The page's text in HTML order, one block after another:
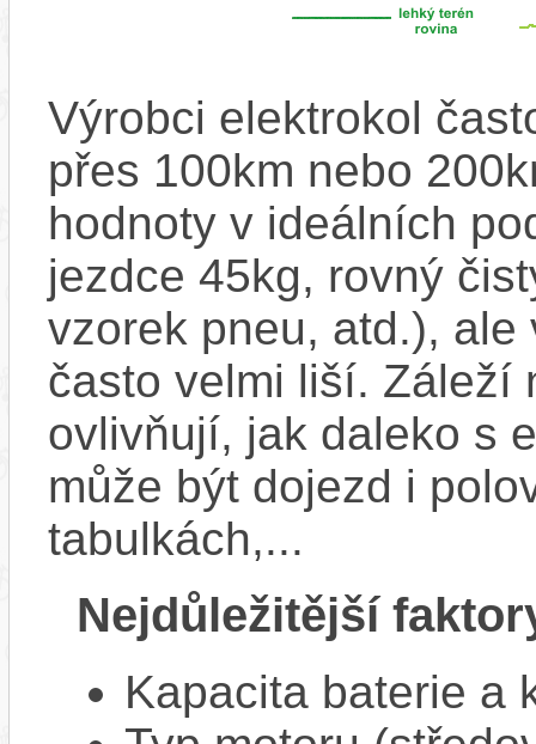
Výrobci elektrokol
přes 100km nebo
hodnoty v ideálních
jezdce 45kg, rovný
vzorek pneu, atd.),
často velmi liší. Záleží
ovlivňují, jak daleko s
může být dojezd i
tabulkách,...
Nejdůležitější
Kapacita baterie a